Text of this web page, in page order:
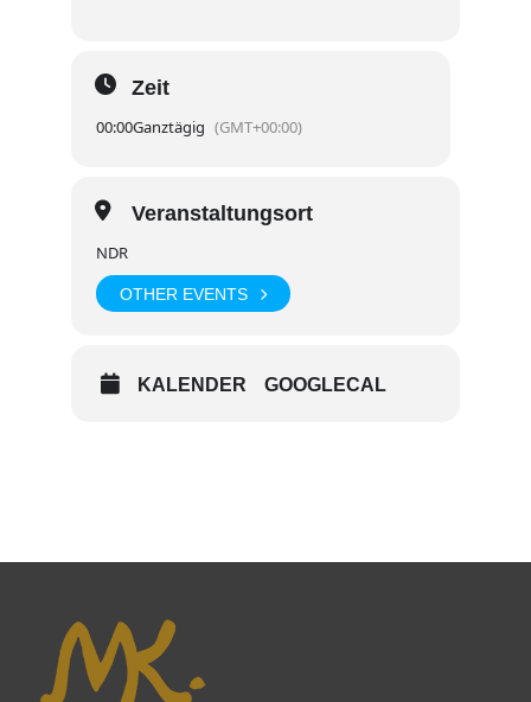
Zeit
00:00Ganztägig (GMT+00:00)
Veranstaltungsort
NDR
OTHER EVENTS
KALENDER GOOGLECAL